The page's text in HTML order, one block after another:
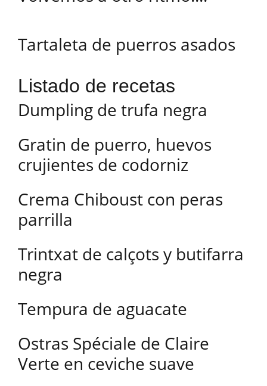
Tartaleta de puerros asados
Listado de recetas
Dumpling de trufa negra
Gratin de puerro, huevos
crujientes de codorniz
Crema Chiboust con peras
parrilla
Trintxat de calçots y butifarra
negra
Tempura de aguacate
Ostras Spéciale de Claire
Verte en ceviche suave